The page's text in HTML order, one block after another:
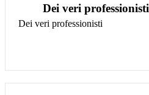
Dei veri professionisti
Dei veri professionisti